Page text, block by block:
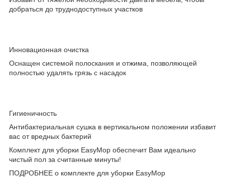
добраться до труднодоступных участков
Инновационная очистка
Оснащен системой полоскания и отжима, позволяющей
полностью удалять грязь с насадок
Гигиеничность
Антибактериальная сушка в вертикальном положении избавит
вас от вредных бактерий
Комплект для уборки EasyMop обеспечит Вам идеально
чистый пол за считанные минуты!
ПОДРОБНЕЕ о комплекте для уборки EasyMop